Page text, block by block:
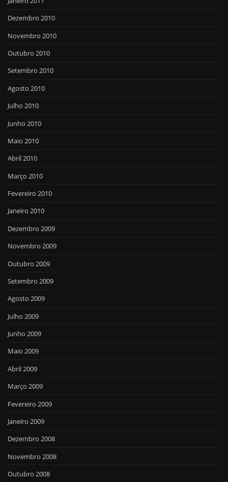
Dezembro 2010
Novembro 2010
Outubro 2010
Setembro 2010
Agosto 2010
Julho 2010
Junho 2010
Maio 2010
Abril 2010
Março 2010
Fevereiro 2010
Janeiro 2010
Dezembro 2009
Novembro 2009
Outubro 2009
Setembro 2009
Agosto 2009
Julho 2009
Junho 2009
Maio 2009
Abril 2009
Março 2009
Fevereiro 2009
Janeiro 2009
Dezembro 2008
Novembro 2008
Outubro 2008